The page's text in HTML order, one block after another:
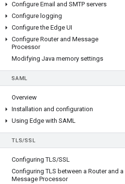
Configure Email and SMTP servers
Configure logging
Configure the Edge UI
Configure Router and Message
Processor
Modifying Java memory settings
SAML
Overview
Installation and configuration
Using Edge with SAML
TLS/SSL
Configuring TLS/SSL
Configuring TLS between a Router and a
Message Processor